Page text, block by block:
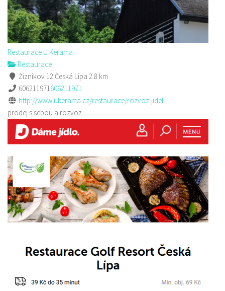
Restaurace U Kerama
Restaurace
Žizníkov 12 Česká Lípa 2.8 km
606211971606211971
http://www.ukerama.cz/restaurace/rozvoz-jidel
prodej s sebou a rozvoz